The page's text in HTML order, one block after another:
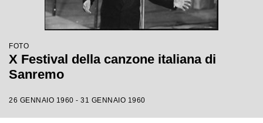
FOTO
X Festival della canzone italiana di
Sanremo
26 GENNAIO 1960 - 31 GENNAIO 1960